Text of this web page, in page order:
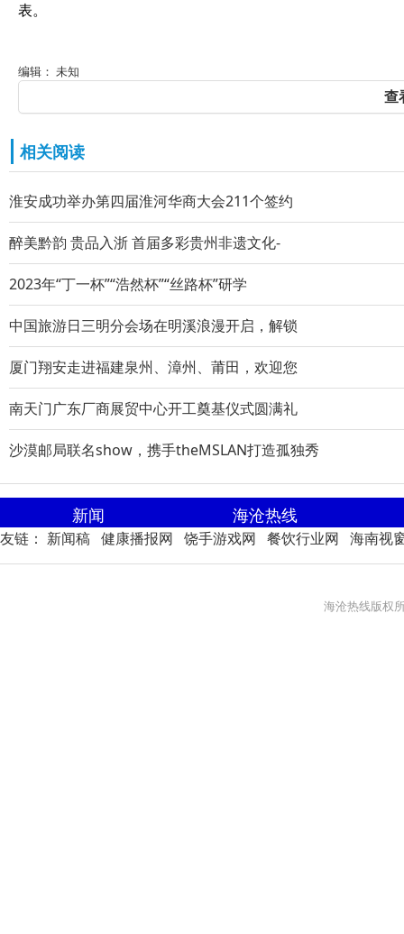
表。
编辑： 未知
查
相关阅读
淮安成功举办第四届淮河华商大会211个签约
醉美黔韵 贵品入浙 首届多彩贵州非遗文化-
2023年“丁一杯”“浩然杯”“丝路杯”研学
中国旅游日三明分会场在明溪浪漫开启，解锁
厦门翔安走进福建泉州、漳州、莆田，欢迎您
南天门广东厂商展贸中心开工奠基仪式圆满礼
沙漠邮局联名show，携手theMSLAN打造孤独秀
新闻 海沧热线
友链： 新闻稿 健康播报网 饶手游戏网 餐饮行业网 海南视
海沧热线版权